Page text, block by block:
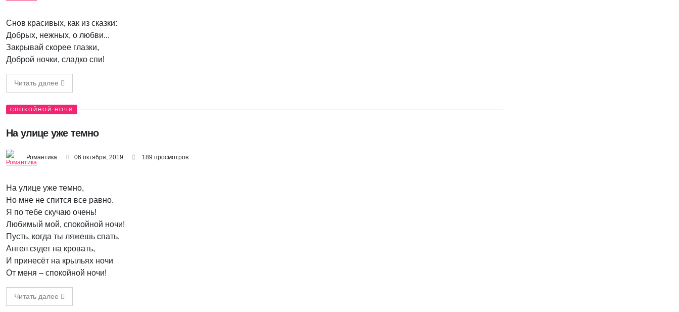
Снов красивых, как из сказки:
Добрых, нежных, о любви...
Закрывай скорее глазки,
Доброй ночки, сладко спи!
Читать далее
СПОКОЙНОЙ НОЧИ
На улице уже темно
Романтика 06 октября, 2019 189 просмотров
На улице уже темно,
Но мне не спится все равно.
Я по тебе скучаю очень!
Любимый мой, спокойной ночи!
Пусть, когда ты ляжешь спать,
Ангел сядет на кровать,
И принесёт на крыльях ночи
От меня – спокойной ночи!
Читать далее